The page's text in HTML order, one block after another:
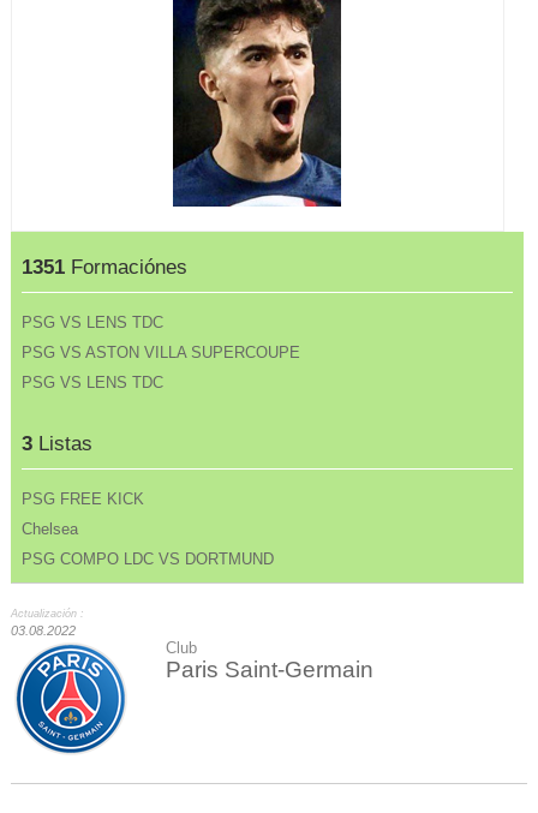
1351 Formaciónes
PSG VS LENS TDC
PSG VS ASTON VILLA SUPERCOUPE
PSG VS LENS TDC
3 Listas
PSG FREE KICK
Chelsea
PSG COMPO LDC VS DORTMUND
Actualización :
03.08.2022
Club
Paris Saint-Germain